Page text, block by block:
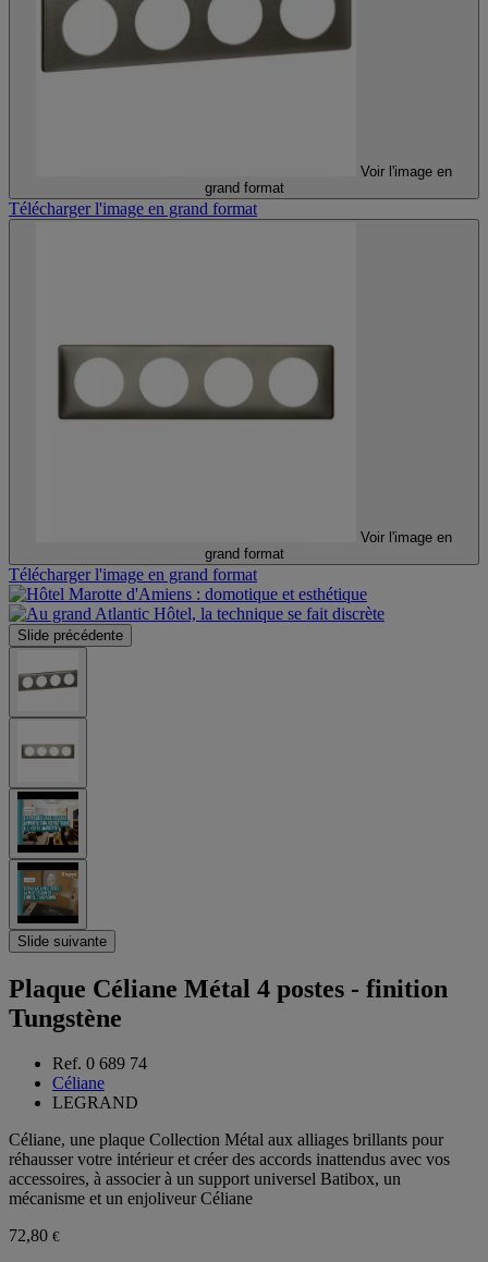
Voir l'image en
grand format
Télécharger l'image en grand format
Voir l'image en
grand format
Télécharger l'image en grand format
Slide précédente
Slide suivante
Plaque Céliane Métal 4 postes - finition
Tungstène
Ref. 0 689 74
Céliane
LEGRAND
Céliane, une plaque Collection Métal aux alliages brillants pour
réhausser votre intérieur et créer des accords inattendus avec vos
accessoires, à associer à un support universel Batibox, un
mécanisme et un enjoliveur Céliane
72,80 €